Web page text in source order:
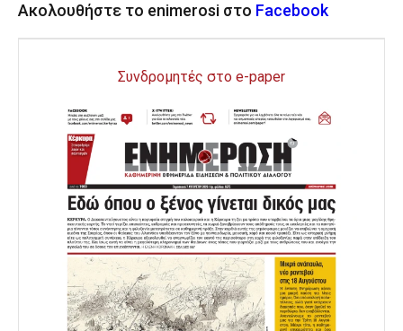
Ακολουθήστε το enimerosi στο Facebook
Συνδρομητές στο e-paper